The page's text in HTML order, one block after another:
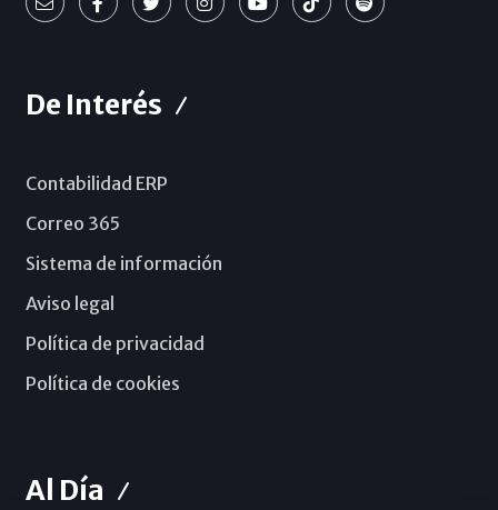
De Interés
Contabilidad ERP
Correo 365
Sistema de información
Aviso legal
Política de privacidad
Política de cookies
Al Día